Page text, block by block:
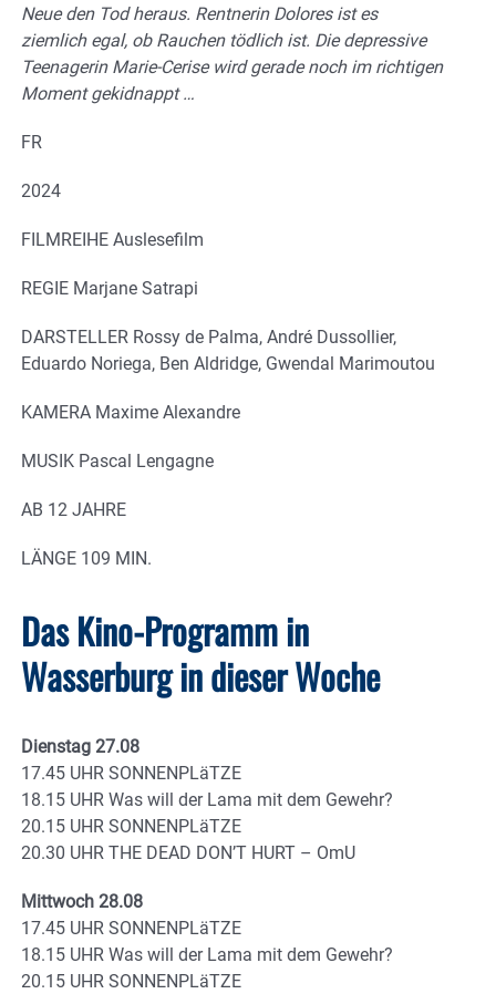
Neue den Tod heraus. Rentnerin Dolores ist es
ziemlich egal, ob Rauchen tödlich ist. Die depressive
Teenagerin Marie-Cerise wird gerade noch im richtigen
Moment gekidnappt …
FR
2024
FILMREIHE Auslesefilm
REGIE Marjane Satrapi
DARSTELLER Rossy de Palma, André Dussollier,
Eduardo Noriega, Ben Aldridge, Gwendal Marimoutou
KAMERA Maxime Alexandre
MUSIK Pascal Lengagne
AB 12 JAHRE
LÄNGE 109 MIN.
Das Kino-Programm in
Wasserburg in dieser Woche
Dienstag 27.08
17.45 UHR SONNENPLäTZE
18.15 UHR Was will der Lama mit dem Gewehr?
20.15 UHR SONNENPLäTZE
20.30 UHR THE DEAD DON’T HURT – OmU
Mittwoch 28.08
17.45 UHR SONNENPLäTZE
18.15 UHR Was will der Lama mit dem Gewehr?
20.15 UHR SONNENPLäTZE